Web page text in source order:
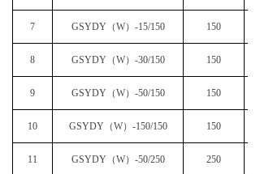
7 GSYDY（W）-15/150 150
8 GSYDY（W）-30/150 150
9 GSYDY（W）-50/150 150
10 GSYDY（W）-150/150 150
11 GSYDY（W）-50/250 250